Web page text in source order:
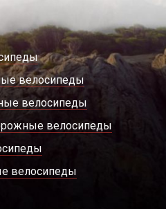
велосипеды
велосипеды
велосипеды
велосипеды